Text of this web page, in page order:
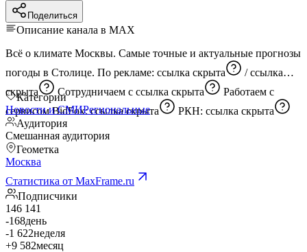
Поделиться
Описание канала в MAX
Всё о климате Москвы. Самые точные и актуальные прогнозы
погоды в Столице. По рекламе: ссылка скрыта /ссылка
скрыта
Сотрудничаем с ссылка скрыта
сервисом BidFox:ссылка скрыта РКН: ссылка скрыта
Категории
Новости и СМИРегиональные
Аудитория
Смешанная аудитория
Геометка
Москва
Статистика от MaxFrame.ru
Подписчики
146 141
-168день
-1 622неделя
+9 582месяц